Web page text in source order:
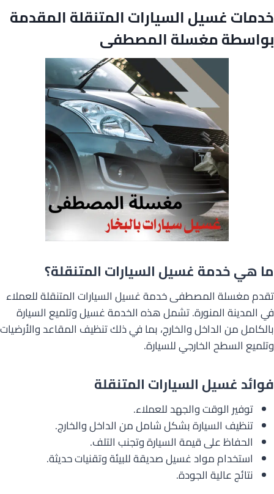
خدمات غسيل السيارات المتنقلة المقدمة
بواسطة مغسلة المصطفى
ما هي خدمة غسيل السيارات المتنقلة؟
تقدم مغسلة المصطفى خدمة غسيل السيارات المتنقلة للعملاء
في المدينة المنورة. تشمل هذه الخدمة غسيل وتلميع السيارة
بالكامل من الداخل والخارج، بما في ذلك تنظيف المقاعد والأرضيات
وتلميع السطح الخارجي للسيارة.
فوائد غسيل السيارات المتنقلة
توفير الوقت والجهد للعملاء.
تنظيف السيارة بشكل شامل من الداخل والخارج.
الحفاظ على قيمة السيارة وتجنب التلف.
استخدام مواد غسيل صديقة للبيئة وتقنيات حديثة.
نتائج عالية الجودة.